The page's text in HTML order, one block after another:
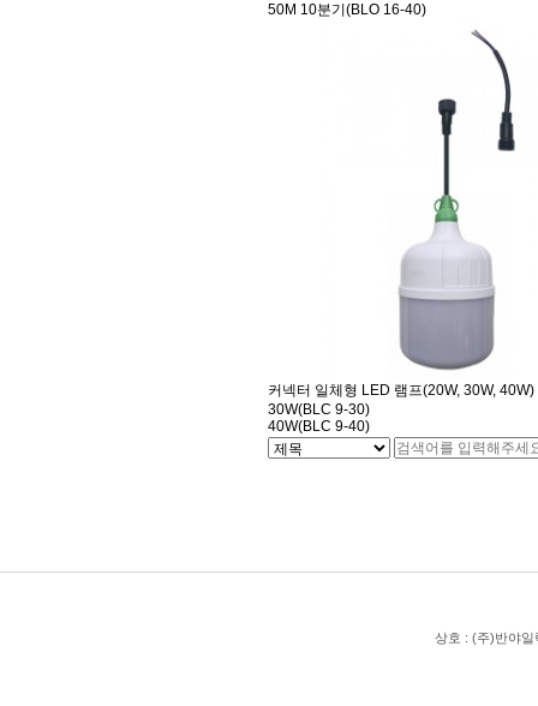
50M 10분기(BLO 16-40)
커넥터 일체형 LED 램프(20W, 30W, 40W)
30W(BLC 9-30)
40W(BLC 9-40)
상호 : (주)반야일